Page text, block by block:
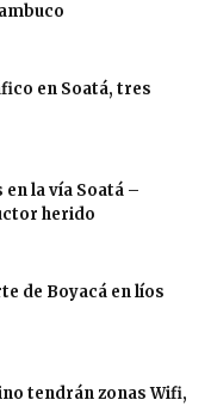
en Soatá, tres
la vía Soatá –
herido
de Boyacá en líos
tendrán zonas Wifi,